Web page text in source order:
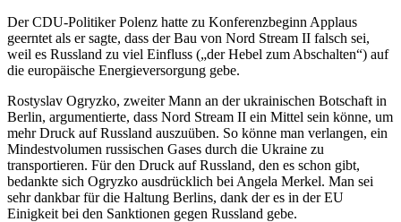
Der CDU-Politiker Polenz hatte zu Konferenzbeginn Applaus
geerntet als er sagte, dass der Bau von Nord Stream II falsch sei,
weil es Russland zu viel Einfluss („der Hebel zum Abschalten“) auf
die europäische Energieversorgung gebe.
Rostyslav Ogryzko, zweiter Mann an der ukrainischen Botschaft in
Berlin, argumentierte, dass Nord Stream II ein Mittel sein könne, um
mehr Druck auf Russland auszuüben. So könne man verlangen, ein
Mindestvolumen russischen Gases durch die Ukraine zu
transportieren. Für den Druck auf Russland, den es schon gibt,
bedankte sich Ogryzko ausdrücklich bei Angela Merkel. Man sei
sehr dankbar für die Haltung Berlins, dank der es in der EU
Einigkeit bei den Sanktionen gegen Russland gebe.